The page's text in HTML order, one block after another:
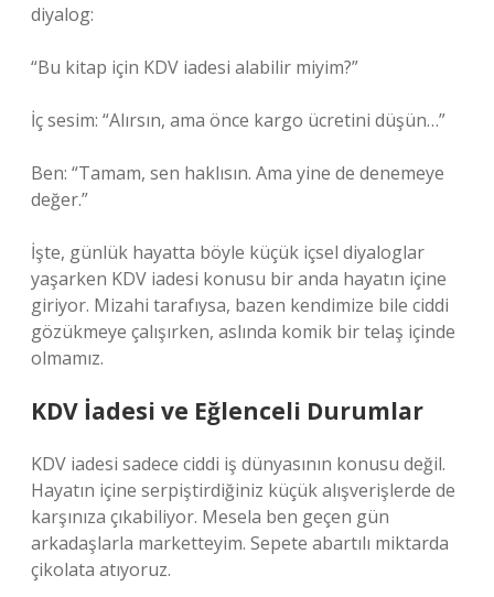
diyalog:
“Bu kitap için KDV iadesi alabilir miyim?”
İç sesim: “Alırsın, ama önce kargo ücretini düşün…”
Ben: “Tamam, sen haklısın. Ama yine de denemeye
değer.”
İşte, günlük hayatta böyle küçük içsel diyaloglar
yaşarken KDV iadesi konusu bir anda hayatın içine
giriyor. Mizahi tarafıysa, bazen kendimize bile ciddi
gözükmeye çalışırken, aslında komik bir telaş içinde
olmamız.
KDV İadesi ve Eğlenceli Durumlar
KDV iadesi sadece ciddi iş dünyasının konusu değil.
Hayatın içine serpiştirdiğiniz küçük alışverişlerde de
karşınıza çıkabiliyor. Mesela ben geçen gün
arkadaşlarla marketteyim. Sepete abartılı miktarda
çikolata atıyoruz.